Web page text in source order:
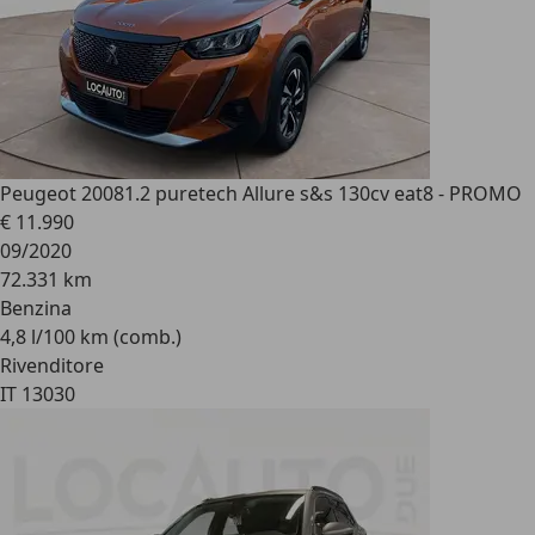
Peugeot 20081.2 puretech Allure s&s 130cv eat8 - PROMO
€ 11.990
09/2020
72.331 km
Benzina
4,8 l/100 km (comb.)
Rivenditore
IT 13030